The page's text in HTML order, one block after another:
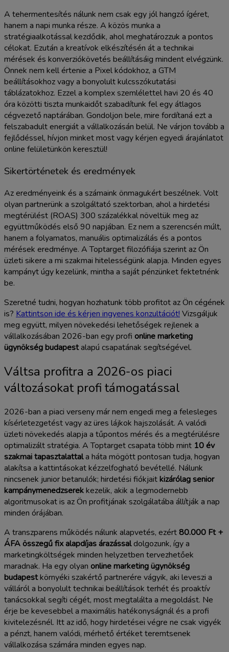
A tehermentesítés nálunk nem csak egy jól hangzó ígéret,
hanem a napi munka része. A közös munka a
stratégiaalkotással kezdődik, ahol meghatározzuk a pontos
célokat. Ezután a kreatívok elkészítésén át a technikai
mérések és konverziókövetés beállításáig mindent elvégzünk.
Önnek nem kell értenie a Pixel kódokhoz, a GTM
beállításokhoz vagy a bonyolult kulcsszókutatási
táblázatokhoz. Ezzel a komplex szemlélettel havi 20 és 40
óra közötti tiszta munkaidőt szabadítunk fel egy átlagos
cégvezető naptárában. Gondoljon bele, mire fordítaná ezt a
felszabadult energiát a vállalkozásán belül. Ne várjon tovább a
fejlődéssel, hívjon minket most vagy kérjen egyedi árajánlatot
online felületünkön keresztül!
Sikertörténetek és eredmények
Az eredményeink és a számaink önmagukért beszélnek. Volt
olyan partnerünk a szolgáltató szektorban, ahol a hirdetési
megtérülést (ROAS) 300 százalékkal növeltük meg az
együttműködés első 90 napjában. Ez nem a szerencsén múlt,
hanem a folyamatos, manuális optimalizálás és a pontos
mérések eredménye. A Toptarget filozófiája szerint az Ön
üzleti sikere a mi szakmai hitelességünk alapja. Minden egyes
kampányt úgy kezelünk, mintha a saját pénzünket fektetnénk
be.
Szeretné tudni, hogyan hozhatunk több profitot az Ön cégének
is? Kattintson ide és kérjen ingyenes konzultációt! Vizsgáljuk
meg együtt, milyen növekedési lehetőségek rejlenek a
vállalkozásában 2026-ban egy profi online marketing
ügynökség budapestalapú csapatának segítségével.
Váltsa profitra a 2026-os piaci
változásokat profi támogatással
2026-ban a piaci verseny már nem engedi meg a felesleges
kísérletezgetést vagy az üres lájkok hajszolását. A valódi
üzleti növekedés alapja a tűpontos mérés és a megtérülésre
optimalizált stratégia. A Toptarget csapata több mint 10 év
szakmai tapasztalattala háta mögött pontosan tudja, hogyan
alakítsa a kattintásokat kézzelfogható bevétellé. Nálunk
nincsenek junior betanulók; hirdetési fiókjaitkizárólag senior
kampánymenedzserekkezelik, akik a legmodernebb
algoritmusokat is az Ön profitjának szolgálatába állítják a nap
minden órájában.
A transzparens működés nálunk alapvetés, ezért80.000 Ft +
ÁFA összegű fix alapdíjas árazássaldolgozunk, így a
marketingköltségek minden helyzetben tervezhetőek
maradnak. Ha egy olyan online marketing ügynökség
budapestkörnyéki szakértő partnerére vágyik, aki leveszi a
válláról a bonyolult technikai beállítások terhét és proaktív
tanácsokkal segíti cégét, most megtalálta a megoldást. Ne
érje be kevesebbel a maximális hatékonyságnál és a profi
kivitelezésnél. Itt az idő, hogy hirdetései végre ne csak vigyék
a pénzt, hanem valódi, mérhető értéket teremtsenek
vállalkozása számára minden egyes nap.